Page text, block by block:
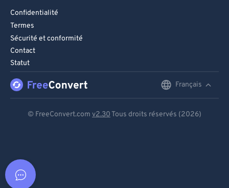
Confidentialité
Termes
Sécurité et conformité
Contact
Statut
Français
© FreeConvert.com v2.30 Tous droits réservés (2026)